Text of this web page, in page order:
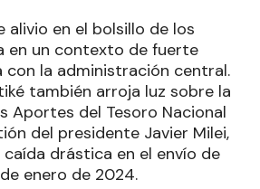
alivio en el bolsillo de los
en un contexto de fuerte
con la administración central.
también arroja luz sobre la
Aportes del Tesoro Nacional
del presidente Javier Milei,
drástica en el envío de
enero de 2024.